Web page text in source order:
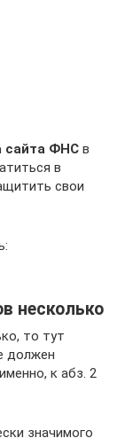
сайта ФНС в
в
свои
несколько
то тут
должен
к абз. 2
значимого